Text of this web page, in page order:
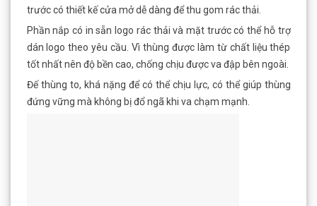
trước có thiết kế cửa mở dễ dàng để thu gom rác thải.
Phần nắp có in sẵn logo rác thải và mặt trước có thể hỗ trợ
dán logo theo yêu cầu. Vì thùng được làm từ chất liệu thép
tốt nhất nên độ bền cao, chống chịu được va đập bên ngoài.
Đế thùng to, khá nặng để có thể chịu lực, có thể giúp thùng
đứng vững mà không bị đổ ngã khi va chạm mạnh.